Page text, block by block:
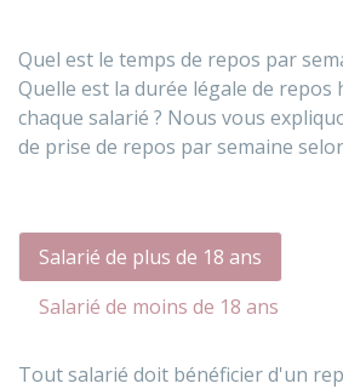
Quel est le temps de repos par
Quelle est la durée légale de
chaque salarié ? Nous vous
de prise de repos par semaine
Salarié de plus de 18 ans
Salarié de moins de 18 ans
Tout salarié doit bénéficier d'un